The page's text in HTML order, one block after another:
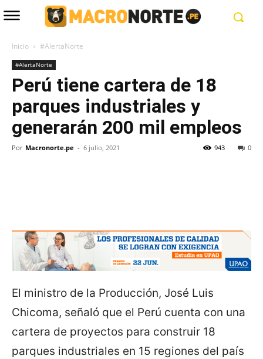
Inicio #AlertaNorte
#AlertaNorte
Perú tiene cartera de 18
parques industriales y
generarán 200 mil empleos
Por Macronorte.pe - 6 julio, 2021 0
943
El ministro de la Producción, José Luis
Chicoma, señaló que el Perú cuenta con una
cartera de proyectos para construir 18
parques industriales en 15 regiones del país